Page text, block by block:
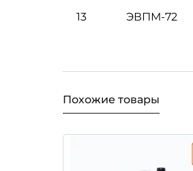
13 ЭВПМ-72
Похожие товары